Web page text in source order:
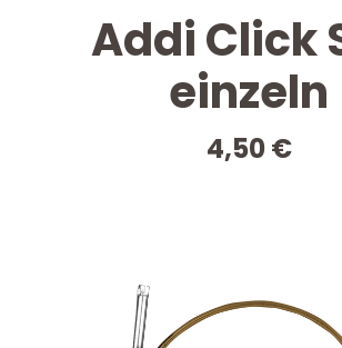
Addi Click
einzeln
4,50€